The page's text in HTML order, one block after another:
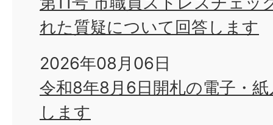
れた質疑について回答します
2026年08月06日
令和8年8月6日開札の電子・
します